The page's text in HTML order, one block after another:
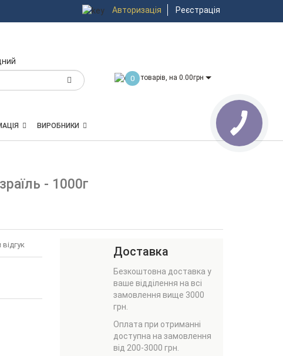
Авторизація Реєстрація
0 товарів, на 0.00грн
ВИРОБНИКИ
- 1000г
Доставка
Безкоштовна доставка у
ваше відділення на всі
замовлення вище 3000
грн.
Оплата при отриманні
доступна на замовлення
від 200-3000 грн.